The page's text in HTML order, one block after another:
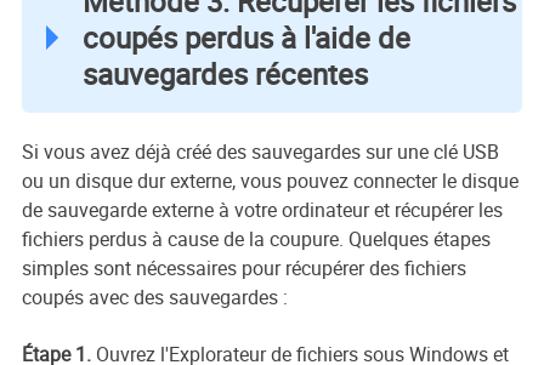
coupés perdus à l'aide de
sauvegardes récentes
Si vous avez déjà créé des sauvegardes sur une clé USB
ou un disque dur externe, vous pouvez connecter le disque
de sauvegarde externe à votre ordinateur et récupérer les
fichiers perdus à cause de la coupure. Quelques étapes
simples sont nécessaires pour récupérer des fichiers
coupés avec des sauvegardes :
Étape 1. Ouvrez l'Explorateur de fichiers sous Windows et